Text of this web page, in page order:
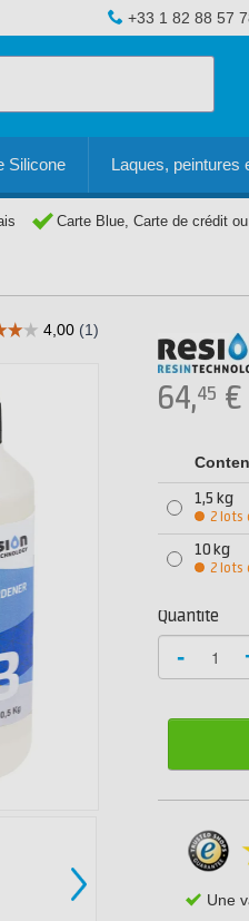
+33 1 82 88 57
Silicone Laques, peintures
Carte Blue, Carte de crédit
64,45 €
1,5 kg
2 lots
10 kg
2 lots
Quantité
-
Une